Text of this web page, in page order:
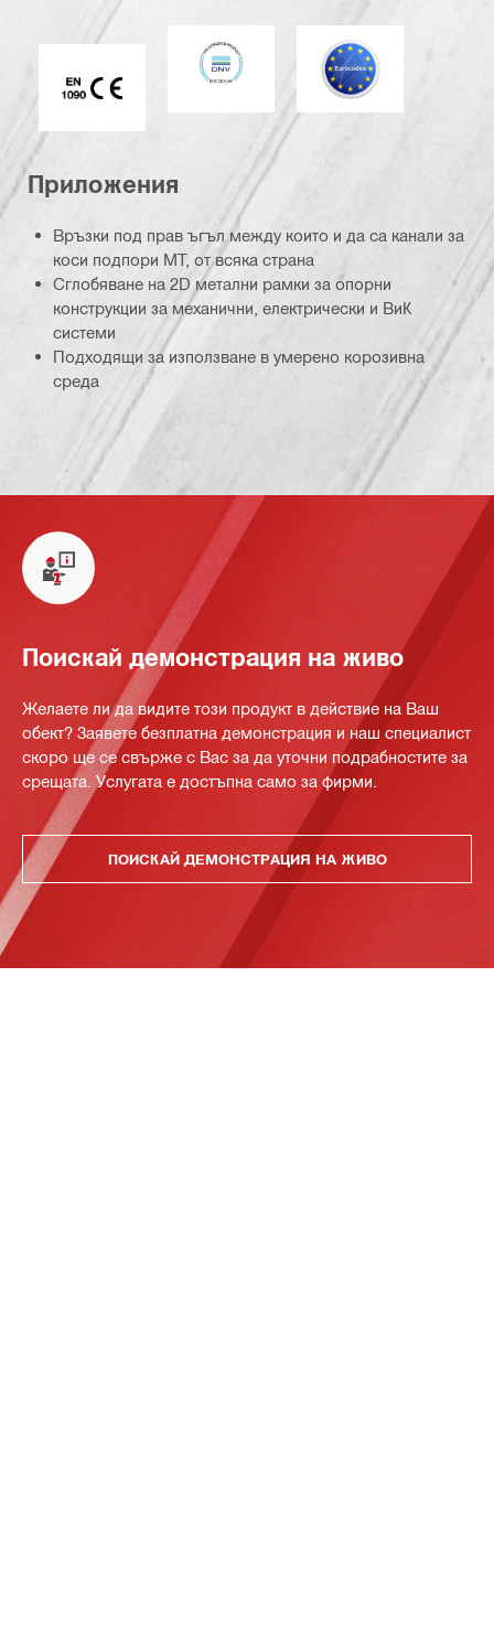
Маркировка CE EN 1090
DNV Еврокод
Приложения
Връзки под прав ъгъл между които и да са канали за
коси подпори MT, от всяка страна
Сглобяване на 2D метални рамки за опорни
конструкции за механични, електрически и ВиК
системи
Подходящи за използване в умерено корозивна
среда
Поискай демонстрация на живо
Желаете ли да видите този продукт в действие на Ваш
обект? Заявете безплатна демонстрация и наш специалист
скоро ще се свърже с Вас за да уточни подрабностите за
срещата. Услугата е достъпна само за фирми.
ПОИСКАЙ ДЕМОНСТРАЦИЯ НА ЖИВО